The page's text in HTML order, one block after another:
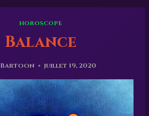
HOROSCOPE
Balance
Bartoon juillet 19, 2020